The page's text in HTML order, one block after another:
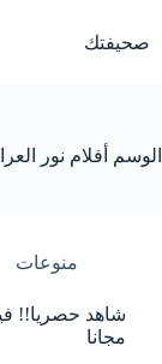
المحتوى
صحيفتك
الوسم أفلام نور
منوعات
شاهد حصريا!!
مجانا